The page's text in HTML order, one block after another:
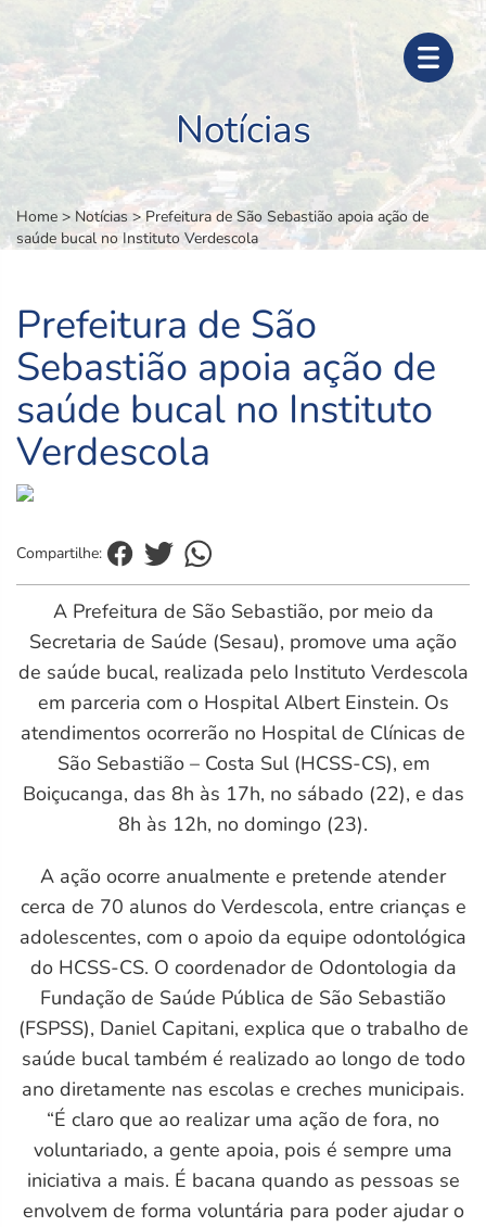
Notícias
Home > Notícias >Prefeitura de São Sebastião apoia ação de
saúde bucal no Instituto Verdescola
Prefeitura de São
Sebastião apoia ação de
saúde bucal no Instituto
Verdescola
Compartilhe:
A Prefeitura de São Sebastião, por meio da
Secretaria de Saúde (Sesau), promove uma ação
de saúde bucal, realizada pelo Instituto Verdescola
em parceria com o Hospital Albert Einstein. Os
atendimentos ocorrerão no Hospital de Clínicas de
São Sebastião – Costa Sul (HCSS-CS), em
Boiçucanga, das 8h às 17h, no sábado (22), e das
8h às 12h, no domingo (23).
A ação ocorre anualmente e pretende atender
cerca de 70 alunos do Verdescola, entre crianças e
adolescentes, com o apoio da equipe odontológica
do HCSS-CS. O coordenador de Odontologia da
Fundação de Saúde Pública de São Sebastião
(FSPSS), Daniel Capitani, explica que o trabalho de
saúde bucal também é realizado ao longo de todo
ano diretamente nas escolas e creches municipais.
“É claro que ao realizar uma ação de fora, no
voluntariado, a gente apoia, pois é sempre uma
iniciativa a mais. É bacana quando as pessoas se
envolvem de forma voluntária para poder ajudar o